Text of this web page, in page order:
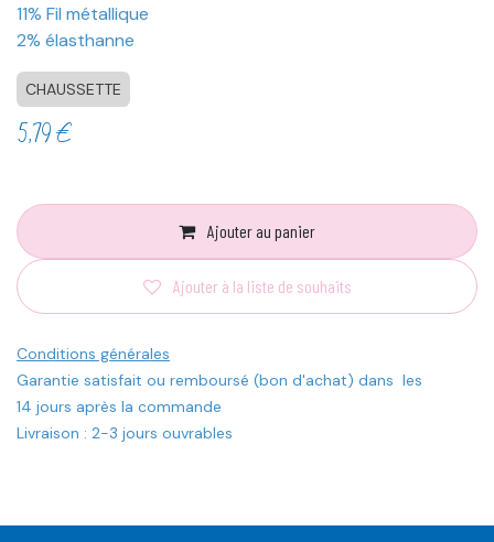
11% Fil métallique
2% élasthanne
CHAUSSETTE
5,79€
Ajouter au panier
Ajouter à la liste de souhaits
Conditions générales
Garantie satisfait ou remboursé (bon d'achat) dans les
14 jours après la commande
Livraison : 2-3 jours ouvrables